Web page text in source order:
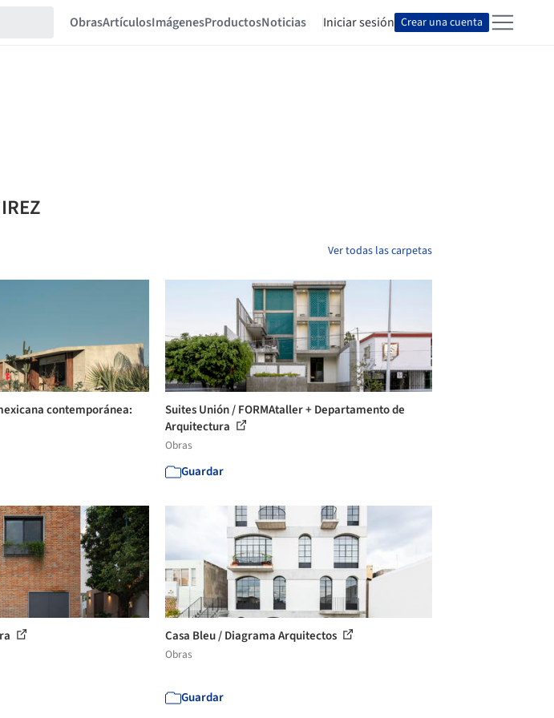
ObrasArtículosImágenesProductosNoticias Iniciar sesión Crear una cuenta
Ver todas las carpetas
contemporánea:
Suites Unión / FORMAtaller + Departamento de
Arquitectura
Obras
Guardar
Casa Bleu / Diagrama Arquitectos
Obras
Guardar